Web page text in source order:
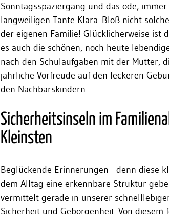
Sonntagsspaziergang und das öde,
langweiligen Tante Klara. Bloß nicht
der eigenen Familie! Glücklicherweise ist
es auch die schönen, noch heute
nach den Schulaufgaben mit der Mutter,
jährliche Vorfreude auf den leckeren
den Nachbarskindern.
Sicherheitsinseln im
Kleinsten
Beglückende Erinnerungen - denn diese
dem Alltag eine erkennbare Struktur
vermittelt gerade in unserer
Sicherheit und Geborgenheit. Von